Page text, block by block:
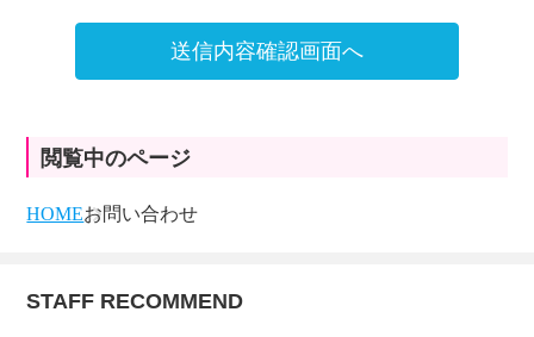
送信内容確認画面へ
閲覧中のページ
HOMEお問い合わせ
STAFF RECOMMEND